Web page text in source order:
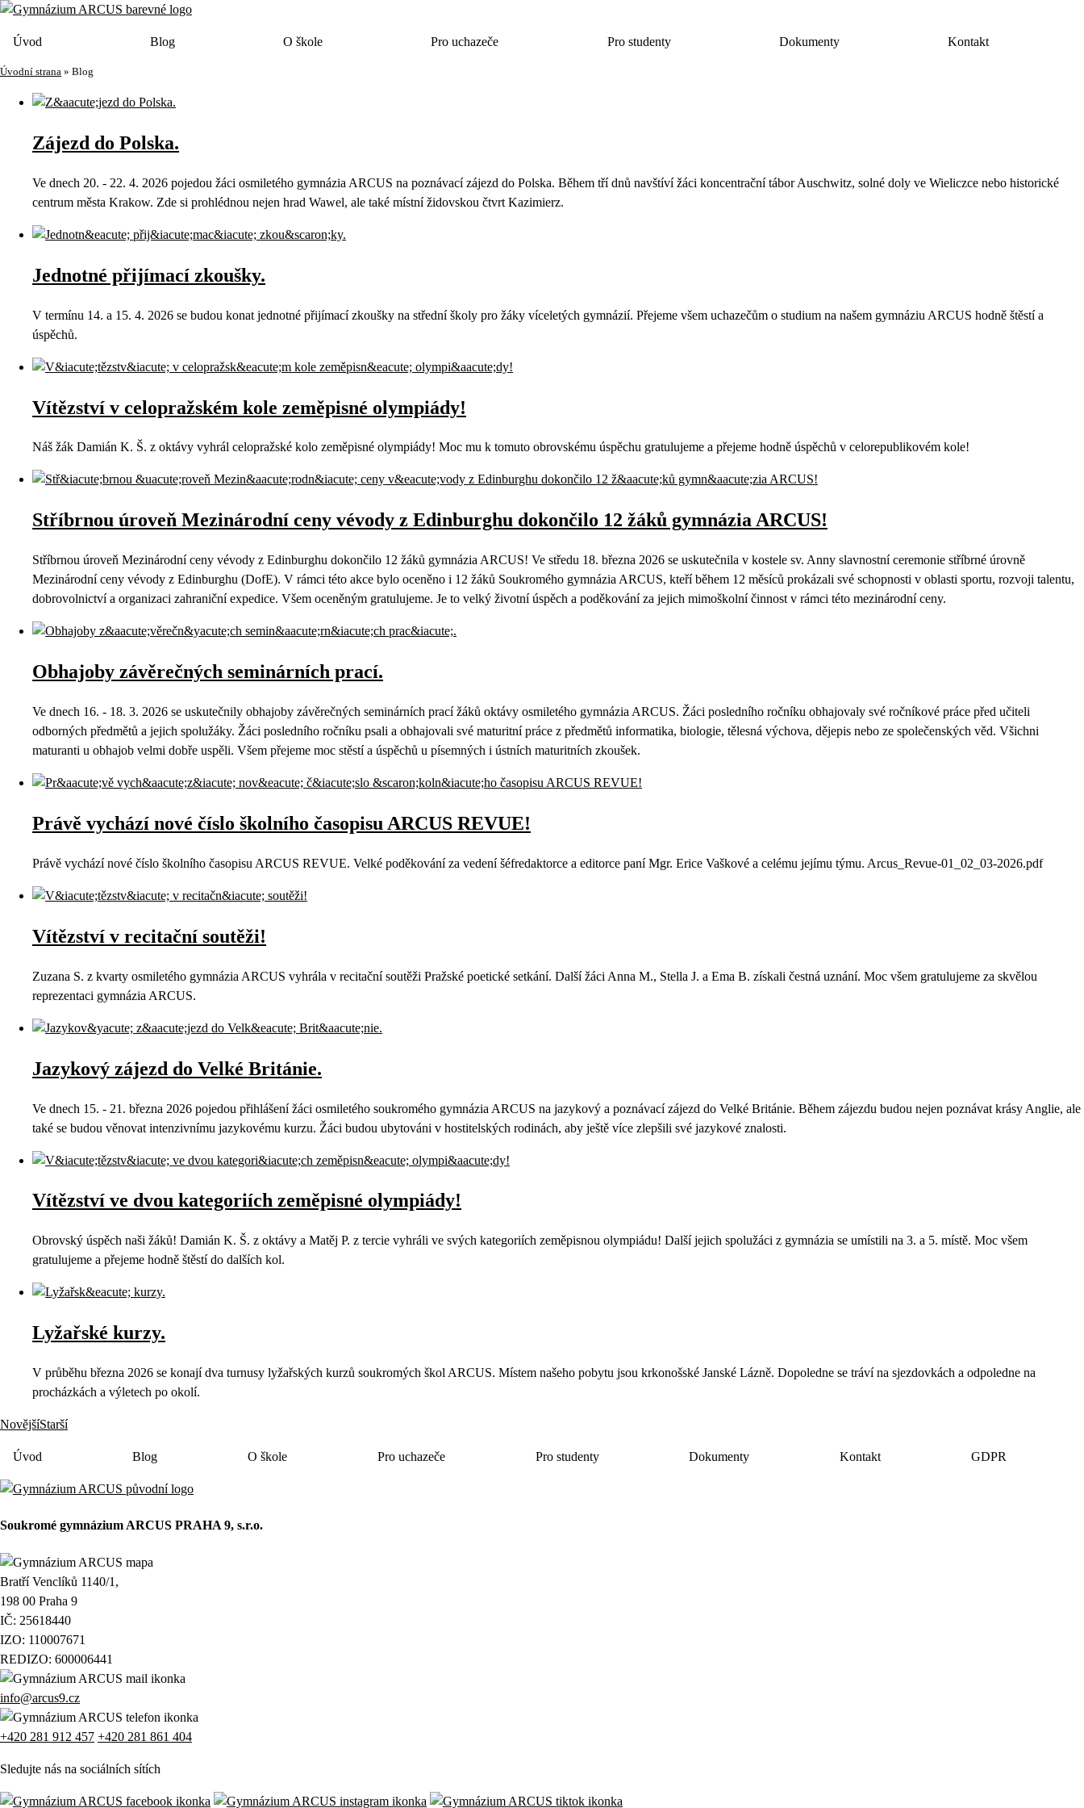
Úvod Blog O škole Pro uchazeče Pro studenty Dokumenty Kontakt
Úvodní strana » Blog
Zájezd do Polska.
Ve dnech 20. - 22. 4. 2026 pojedou žáci osmiletého gymnázia ARCUS na poznávací zájezd do Polska. Během tří dnů navštíví žáci koncentrační tábor Auschwitz, solné doly ve Wieliczce nebo historické
centrum města Krakow. Zde si prohlédnou nejen hrad Wawel, ale také místní židovskou čtvrt Kazimierz.
Jednotné přijímací zkoušky.
V termínu 14. a 15. 4. 2026 se budou konat jednotné přijímací zkoušky na střední školy pro žáky víceletých gymnázií. Přejeme všem uchazečům o studium na našem gymnáziu ARCUS hodně štěstí a
úspěchů.
Vítězství v celopražském kole zeměpisné olympiády!
Náš žák Damián K. Š. z oktávy vyhrál celopražské kolo zeměpisné olympiády! Moc mu k tomuto obrovskému úspěchu gratulujeme a přejeme hodně úspěchů v celorepublikovém kole!
Stříbrnou úroveň Mezinárodní ceny vévody z Edinburghu dokončilo 12 žáků gymnázia ARCUS!
Stříbrnou úroveň Mezinárodní ceny vévody z Edinburghu dokončilo 12 žáků gymnázia ARCUS! Ve středu 18. března 2026 se uskutečnila v kostele sv. Anny slavnostní ceremonie stříbrné úrovně
Mezinárodní ceny vévody z Edinburghu (DofE). V rámci této akce bylo oceněno i 12 žáků Soukromého gymnázia ARCUS, kteří během 12 měsíců prokázali své schopnosti v oblasti sportu, rozvoji talentu,
dobrovolnictví a organizaci zahraniční expedice. Všem oceněným gratulujeme. Je to velký životní úspěch a poděkování za jejich mimoškolní činnost v rámci této mezinárodní ceny.
Obhajoby závěrečných seminárních prací.
Ve dnech 16. - 18. 3. 2026 se uskutečnily obhajoby závěrečných seminárních prací žáků oktávy osmiletého gymnázia ARCUS. Žáci posledního ročníku obhajovaly své ročníkové práce před učiteli
odborných předmětů a jejich spolužáky. Žáci posledního ročníku psali a obhajovali své maturitní práce z předmětů informatika, biologie, tělesná výchova, dějepis nebo ze společenských věd. Všichni
maturanti u obhajob velmi dobře uspěli. Všem přejeme moc stěstí a úspěchů u písemných i ústních maturitních zkoušek.
Právě vychází nové číslo školního časopisu ARCUS REVUE!
Právě vychází nové číslo školního časopisu ARCUS REVUE. Velké poděkování za vedení šéfredaktorce a editorce paní Mgr. Erice Vaškové a celému jejímu týmu. Arcus_Revue-01_02_03-2026.pdf
Vítězství v recitační soutěži!
Zuzana S. z kvarty osmiletého gymnázia ARCUS vyhrála v recitační soutěži Pražské poetické setkání. Další žáci Anna M., Stella J. a Ema B. získali čestná uznání. Moc všem gratulujeme za skvělou
reprezentaci gymnázia ARCUS.
Jazykový zájezd do Velké Británie.
Ve dnech 15. - 21. března 2026 pojedou přihlášení žáci osmiletého soukromého gymnázia ARCUS na jazykový a poznávací zájezd do Velké Británie. Během zájezdu budou nejen poznávat krásy Anglie, ale
také se budou věnovat intenzivnímu jazykovému kurzu. Žáci budou ubytováni v hostitelských rodinách, aby ještě více zlepšili své jazykové znalosti.
Vítězství ve dvou kategoriích zeměpisné olympiády!
Obrovský úspěch naši žáků! Damián K. Š. z oktávy a Matěj P. z tercie vyhráli ve svých kategoriích zeměpisnou olympiádu! Další jejich spolužáci z gymnázia se umístili na 3. a 5. místě. Moc všem
gratulujeme a přejeme hodně štěstí do dalších kol.
Lyžařské kurzy.
V průběhu března 2026 se konají dva turnusy lyžařských kurzů soukromých škol ARCUS. Místem našeho pobytu jsou krkonošské Janské Lázně. Dopoledne se tráví na sjezdovkách a odpoledne na
procházkách a výletech po okolí.
NovějšíStarší
Úvod Blog O škole Pro uchazeče Pro studenty Dokumenty Kontakt GDPR
Soukromé gymnázium ARCUS PRAHA 9, s.r.o.
Bratří Venclíků 1140/1,
198 00 Praha 9
IČ: 25618440
IZO: 110007671
REDIZO: 600006441
info@arcus9.cz
+420 281 912 457 +420 281 861 404
Sledujte nás na sociálních sítích